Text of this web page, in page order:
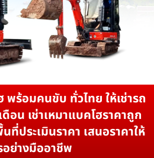
พร้อมคนขับ ทั่วไทย ให้เช่ารถ
อน เช่าเหมาแบคโฮราคาถูก
ประเมินราคา เสนอราคาให้
อย่างมืออาชีพ